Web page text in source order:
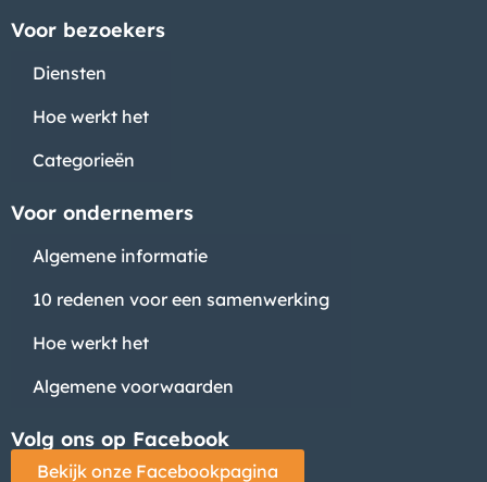
Voor bezoekers
Diensten
Hoe werkt het
Categorieën
Voor ondernemers
Algemene informatie
10 redenen voor een samenwerking
Hoe werkt het
Algemene voorwaarden
Volg ons op Facebook
Bekijk onze Facebookpagina